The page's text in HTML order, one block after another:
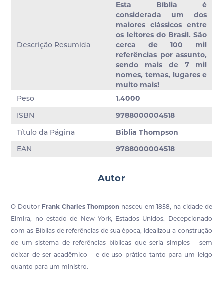
Descrição Resumida
Esta Bíblia é
considerada um dos
maiores clássicos entre
os leitores do Brasil. São
cerca de 100 mil
referências por assunto,
sendo mais de 7 mil
nomes, temas, lugares e
muito mais!
Peso
1.4000
ISBN
9788000004518
Título da Página
Biblia Thompson
EAN
9788000004518
Autor
O Doutor Frank Charles Thompson nasceu em 1858, na cidade de
Elmira, no estado de New York, Estados Unidos. Decepcionado
com as Bíblias de referências de sua época, idealizou a construção
de um sistema de referências bíblicas que seria simples – sem
deixar de ser acadêmico – e de uso prático tanto para um leigo
quanto para um ministro.